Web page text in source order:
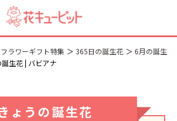
ラワーギフト特集 365日の誕生花
6月の誕生
生花 | バビアナ
ょうの誕生花